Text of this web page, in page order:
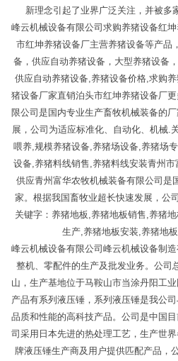
新理念引起了业界广泛关注，并被多
峰云机械设备有限公司求购养猪设备红
市红坤养猪设备厂主营养猪设备等产品
备，供应自动养猪设备，大型养猪设备
供应自动养猪设备,养猪设备价格,求购
猪设备厂家直销泊头市红坤养猪设备厂
限公司是国内专业生产畜牧机械装备的
展，公司为适应标准化、自动化、机械.
喂养,规模养猪设备,养猪场设备,养猪场
设备,养猪料线销售,养猪料线安装青州
供应青州富华农牧机械装备有限公司是
家。根据我国畜牧业超长快速发展，公
关键字：养猪地板,养猪地板销售,养猪
生产,养猪地板安装,养猪地
峰云机械设备有限公司峰云机械设备制
整机、零配件的生产及批发业务。公司
山，生产基地位于马鞍山市当涂丹阳工
产品有系列液压锤，系列液压锤是我公
品质和性能的高科技产品。公司是中国
司采用日本先进的热处理工艺，生产世
牌液压锤生产商及用户提供匹配产品，